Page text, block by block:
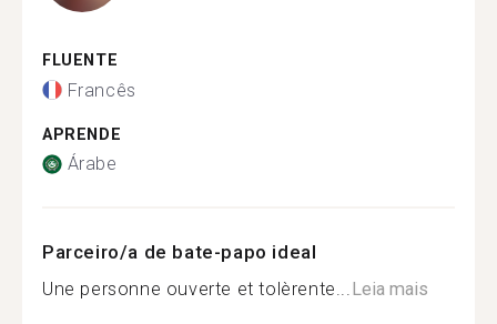
FLUENTE
Francês
APRENDE
Árabe
Parceiro/a de bate-papo ideal
Une personne ouverte et tolèrente...Leia mais